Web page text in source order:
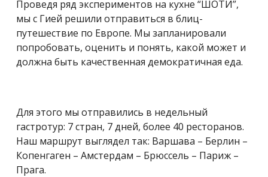
Проведя ряд экспериментов на кухне “ШОТИ”,
мы с Гией решили отправиться в блиц-
путешествие по Европе. Мы запланировали
попробовать, оценить и понять, какой может и
должна быть качественная демократичная еда.
Для этого мы отправились в недельный
гастротур: 7 стран, 7 дней, более 40 ресторанов.
Наш маршрут выглядел так: Варшава – Берлин –
Копенгаген – Амстердам – Брюссель – Париж –
Прага.